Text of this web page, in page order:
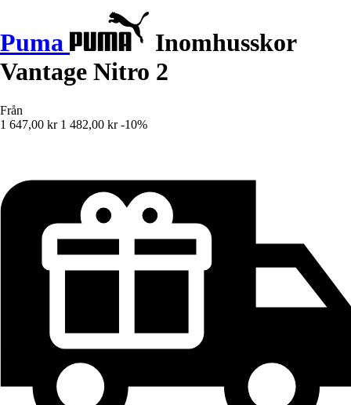
Puma
Inomhusskor
Vantage Nitro 2
Från
1 647,00 kr 1 482,00 kr -10%